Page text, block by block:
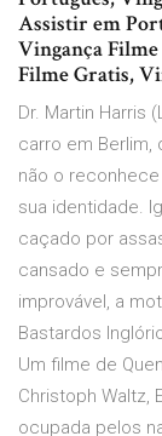
Assistir em
Vingança
Filme Gratis,
Dr. Martin Harris
carro em Berlim,
não o
sua identidade.
caçado por
cansado e
improvável, a
Bastardos
Um filme de
Christoph Waltz,
ocupada pelos